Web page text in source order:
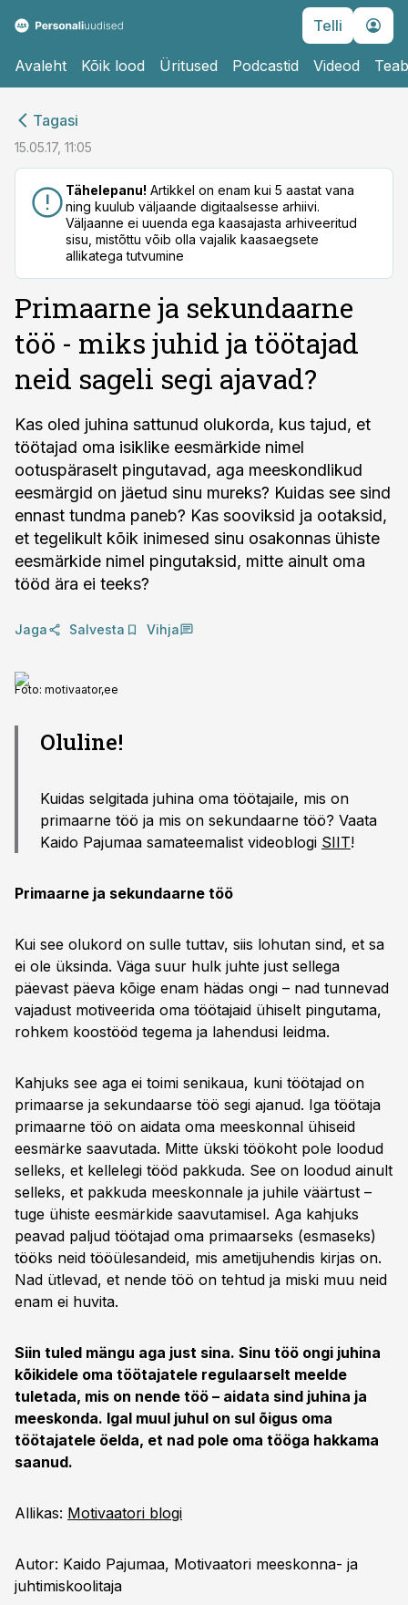
Telli
Avaleht Kõik lood Üritused Podcastid Videod
Tagasi
15.05.17, 11:05
Tähelepanu! Artikkel on enam kui 5 aastat vana
ning kuulub väljaande digitaalsesse arhiivi.
Väljaanne ei uuenda ega kaasajasta arhiveeritud
sisu, mistõttu võib olla vajalik kaasaegsete
allikatega tutvumine
Primaarne ja sekundaarne
töö - miks juhid ja töötajad
neid sageli segi ajavad?
Kas oled juhina sattunud olukorda, kus tajud, et
töötajad oma isiklike eesmärkide nimel
ootuspäraselt pingutavad, aga meeskondlikud
eesmärgid on jäetud sinu mureks? Kuidas see sind
ennast tundma paneb? Kas sooviksid ja ootaksid,
et tegelikult kõik inimesed sinu osakonnas ühiste
eesmärkide nimel pingutaksid, mitte ainult oma
tööd ära ei teeks?
Jaga Salvesta Vihja
Foto: motivaator,ee
Oluline!
Kuidas selgitada juhina oma töötajaile, mis on
primaarne töö ja mis on sekundaarne töö? Vaata
Kaido Pajumaa samateemalist videoblogi SIIT!
Primaarne ja sekundaarne töö
Kui see olukord on sulle tuttav, siis lohutan sind, et sa
ei ole üksinda. Väga suur hulk juhte just sellega
päevast päeva kõige enam hädas ongi – nad tunnevad
vajadust motiveerida oma töötajaid ühiselt pingutama,
rohkem koostööd tegema ja lahendusi leidma.
Kahjuks see aga ei toimi senikaua, kuni töötajad on
primaarse ja sekundaarse töö segi ajanud. Iga töötaja
primaarne töö on aidata oma meeskonnal ühiseid
eesmärke saavutada. Mitte ükski töökoht pole loodud
selleks, et kellelegi tööd pakkuda. See on loodud ainult
selleks, et pakkuda meeskonnale ja juhile väärtust –
tuge ühiste eesmärkide saavutamisel. Aga kahjuks
peavad paljud töötajad oma primaarseks (esmaseks)
tööks neid tööülesandeid, mis ametijuhendis kirjas on.
Nad ütlevad, et nende töö on tehtud ja miski muu neid
enam ei huvita.
Siin tuled mängu aga just sina. Sinu töö ongi juhina
kõikidele oma töötajatele regulaarselt meelde
tuletada, mis on nende töö – aidata sind juhina ja
meeskonda. Igal muul juhul on sul õigus oma
töötajatele öelda, et nad pole oma tööga hakkama
saanud.
Allikas: Motivaatori blogi
Autor: Kaido Pajumaa, Motivaatori meeskonna- ja
juhtimiskoolitaja